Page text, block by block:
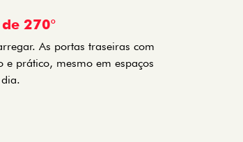
270°
As portas traseiras com
e prático, mesmo em espaços